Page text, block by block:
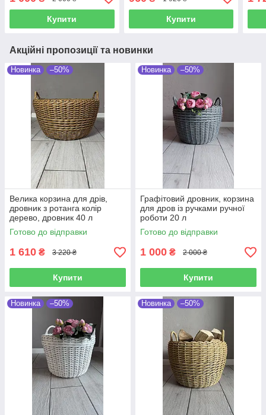
Купити Купити
Акційні пропозиції та новинки
Новинка –50%
Велика корзина для дрів,
дровник з ротанга колір
дерево, дровник 40 л
Готово до відправки
1 610 ₴ 3 220 ₴
Купити
Новинка –50%
Графітовий дровник, корзина
для дров із ручками ручної
роботи 20 л
Готово до відправки
1 000 ₴ 2 000 ₴
Купити
Новинка –50% Новинка –50%